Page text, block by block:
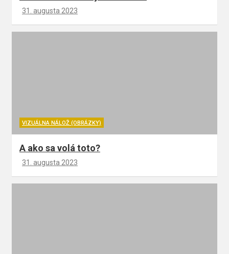
31. augusta 2023
VIZUÁLNA NÁLOŽ (OBRÁZKY)
A ako sa volá toto?
31. augusta 2023